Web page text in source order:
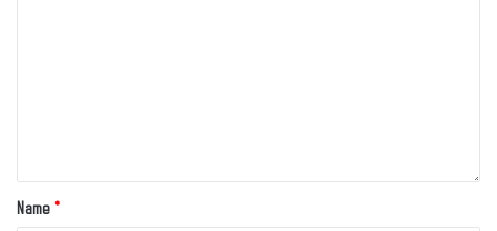
Name *